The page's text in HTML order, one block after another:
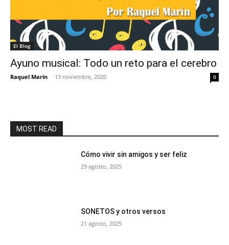
El Blog
Ayuno musical: Todo un reto para el cerebro
Raquel Marin - 13 noviembre, 2020 0
MOST READ
Cómo vivir sin amigos y ser feliz
29 agosto, 2025
SONETOS y otros versos
21 agosto, 2025